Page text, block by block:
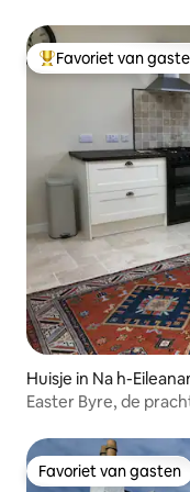
Topfavoriet van
Favoriet van
Huisje in Na h-
Easter Byre, de
Favoriet van gasten
Favoriet van gasten